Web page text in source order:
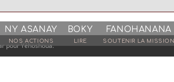
NY ASANAY
NOS ACTIONS
BOKY
LIRE
FANOHANANA
SOUTENIR LA MISSION
pour Yéhoshoua.